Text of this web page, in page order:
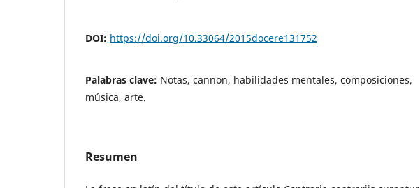
DOI: https://doi.org/10.33064/2015docere131752
Palabras clave: Notas, cannon, habilidades mentales, composiciones,
música, arte.
Resumen